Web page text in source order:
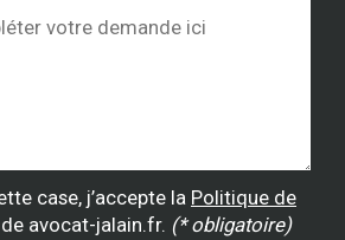
case, j’accepte la Politique de
avocat-jalain.fr. (* obligatoire)